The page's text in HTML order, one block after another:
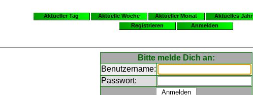
Aktueller Tag Aktuelle Woche Aktueller Monat Aktuelles Jahr
Registrieren
Anmelden
Bitte melde Dich an:
Benutzername:
Passwort: